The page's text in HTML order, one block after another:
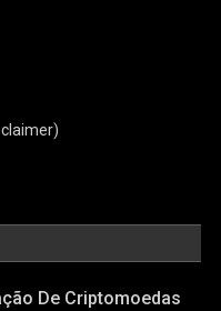
De Criptomoedas